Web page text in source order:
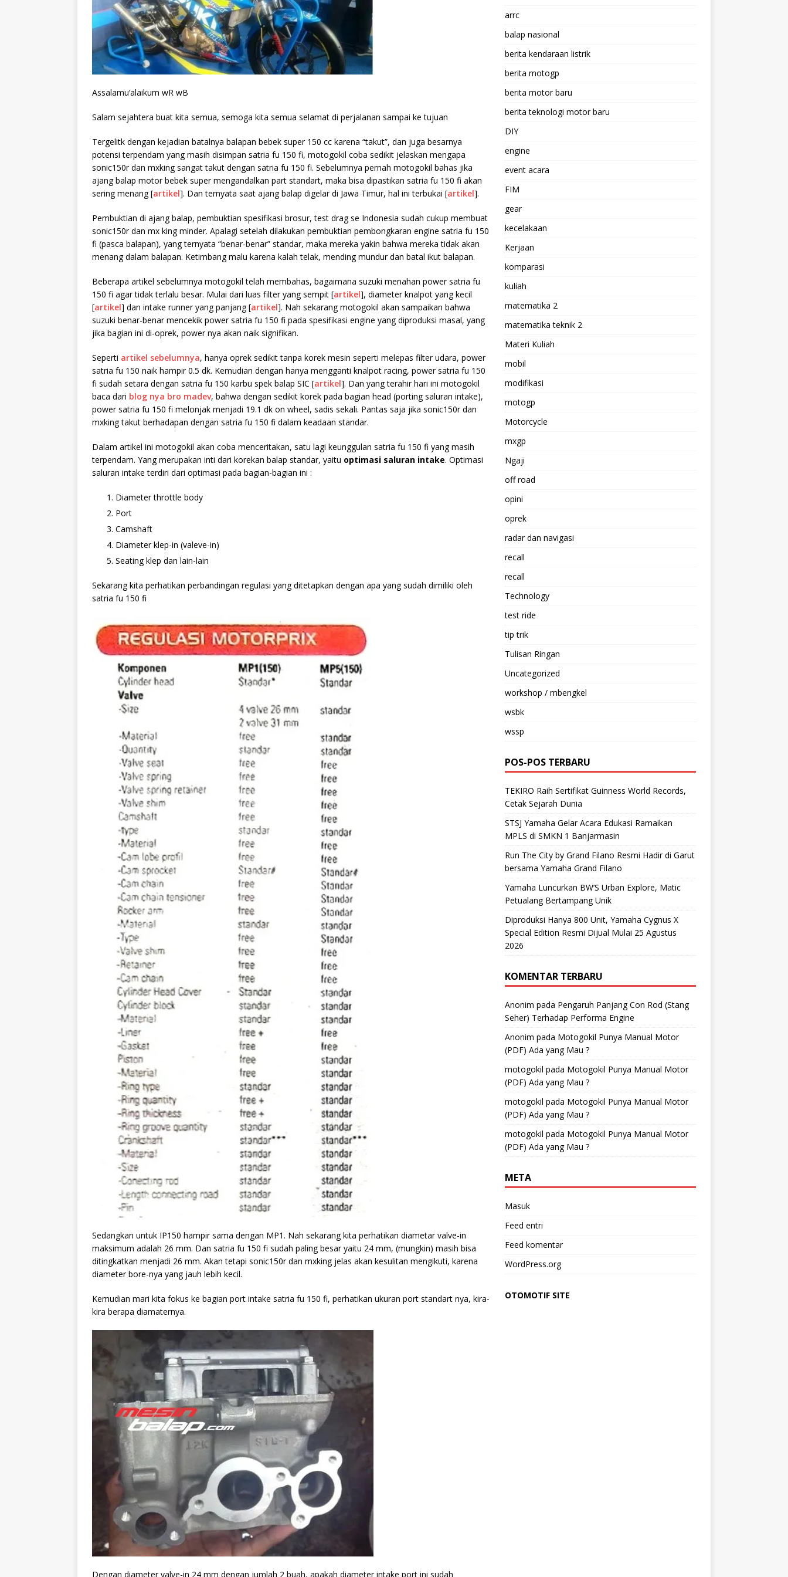
Assalamu’alaikum wR wB
Salam sejahtera buat kita semua, semoga kita semua selamat di perjalanan sampai ke tujuan
Tergelitk dengan kejadian batalnya balapan bebek super 150 cc karena “takut”, dan juga besarnya
potensi terpendam yang masih disimpan satria fu 150 fi, motogokil coba sedikit jelaskan mengapa
sonic150r dan mxking sangat takut dengan satria fu 150 fi. Sebelumnya pernah motogokil bahas jika
ajang balap motor bebek super mengandalkan part standart, maka bisa dipastikan satria fu 150 fi akan
sering menang [artikel]. Dan ternyata saat ajang balap digelar di Jawa Timur, hal ini terbukai [artikel].
Pembuktian di ajang balap, pembuktian spesifikasi brosur, test drag se Indonesia sudah cukup membuat
sonic150r dan mx king minder. Apalagi setelah dilakukan pembuktian pembongkaran engine satria fu 150
fi (pasca balapan), yang ternyata “benar-benar” standar, maka mereka yakin bahwa mereka tidak akan
menang dalam balapan. Ketimbang malu karena kalah telak, mending mundur dan batal ikut balapan.
Beberapa artikel sebelumnya motogokil telah membahas, bagaimana suzuki menahan power satria fu
150 fi agar tidakterlalu besar. Mulai dari luas filter yang sempit [artikel], diameter knalpot yang kecil
[artikel] dan intake runner yang panjang [artikel]. Nah sekarang motogokil akan sampaikan bahwa
suzuki benar-benar mencekik power satria fu 150 fi pada spesifikasi engine yang diproduksi masal, yang
jika bagian ini di-oprek, power nya akan naik signifikan.
Seperti artikel sebelumnya, hanya oprek sedikit tanpa korek mesin seperti melepas filter udara, power
satria fu 150 naik hampir 0.5 dk. Kemudian dengan hanya mengganti knalpot racing, power satria fu 150
fi sudah setara dengan satria fu 150 karbu spek balap SIC [artikel]. Dan yang terahir hari ini motogokil
baca dari blog nya bro madev, bahwa dengan sedikit korek pada bagian head (porting saluran intake),
power satria fu 150 fi melonjak menjadi 19.1 dk on wheel, sadis sekali. Pantas saja jika sonic150r dan
mxking takut berhadapan dengan satria fu 150 fi dalam keadaan standar.
Dalam artikel ini motogokil akan coba menceritakan, satu lagi keunggulan satria fu 150 fi yang masih
terpendam. Yang merupakan inti dari korekan balap standar, yaitu optimasi saluran intake. Optimasi
saluran intake terdiri dari optimasi pada bagian-bagian ini :
Diameter throttle body
Port
Camshaft
Diameter klep-in (valeve-in)
Seating klep dan lain-lain
Sekarang kita perhatikan perbandingan regulasi yang ditetapkan dengan apa yang sudah dimiliki oleh
satria fu 150 fi
Sedangkan untuk IP150 hampir sama dengan MP1. Nah sekarang kita perhatikan diametar valve-in
maksimum adalah 26 mm. Dan satria fu 150 fi sudah paling besar yaitu 24 mm, (mungkin) masih bisa
ditingkatkan menjadi 26 mm. Akan tetapi sonic150r dan mxking jelas akan kesulitan mengikuti, karena
diameter bore-nya yang jauh lebih kecil.
Kemudian mari kita fokus ke bagian port intake satria fu 150 fi, perhatikan ukuran port standart nya, kira-
kira berapa diamaternya.
Dengan diameter valve-in 24 mm dengan jumlah 2 buah, apakah diameter intake port ini sudah
arrc
balap nasional
berita kendaraan listrik
berita motogp
berita motor baru
berita teknologi motor baru
DIY
engine
event acara
FIM
gear
kecelakaan
Kerjaan
komparasi
kuliah
matematika 2
matematika teknik 2
Materi Kuliah
mobil
modifikasi
motogp
Motorcycle
mxgp
Ngaji
off road
opini
oprek
radar dan navigasi
recall
recall
Technology
test ride
tip trik
Tulisan Ringan
Uncategorized
workshop / mbengkel
wsbk
wssp
POS-POS TERBARU
TEKIRO Raih Sertifikat Guinness World Records,
Cetak Sejarah Dunia
STSJ Yamaha Gelar Acara Edukasi Ramaikan
MPLS di SMKN 1 Banjarmasin
Run The City by Grand Filano Resmi Hadir di Garut
bersama Yamaha Grand Filano
Yamaha Luncurkan BW’S Urban Explore, Matic
Petualang Bertampang Unik
Diproduksi Hanya 800 Unit, Yamaha Cygnus X
Special Edition Resmi Dijual Mulai 25 Agustus
2026
KOMENTAR TERBARU
Anonim pada Pengaruh Panjang Con Rod (Stang
Seher) Terhadap Performa Engine
Anonim pada Motogokil Punya Manual Motor
(PDF) Ada yang Mau ?
motogokil pada Motogokil Punya Manual Motor
(PDF) Ada yang Mau ?
motogokil pada Motogokil Punya Manual Motor
(PDF) Ada yang Mau ?
motogokil pada Motogokil Punya Manual Motor
(PDF) Ada yang Mau ?
META
Masuk
Feed entri
Feed komentar
WordPress.org
OTOMOTIF SITE